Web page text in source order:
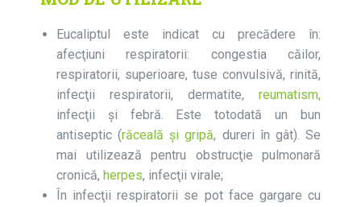
Eucaliptul este indicat cu precădere în:
afecţiuni respiratorii: congestia căilor,
respiratorii, superioare, tuse convulsivă, rinită,
infecţii respiratorii, dermatite, reumatism,
infecţii şi febră. Este totodată un bun
antiseptic (răceală şi gripă, dureri în gât). Se
mai utilizează pentru obstrucţie pulmonară
cronică, herpes, infecţii virale;
În infecţii respiratorii se pot face gargare cu